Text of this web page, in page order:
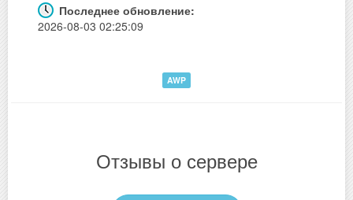
Последнее обновление:
2026-08-03 02:25:09
AWP
Отзывы о сервере